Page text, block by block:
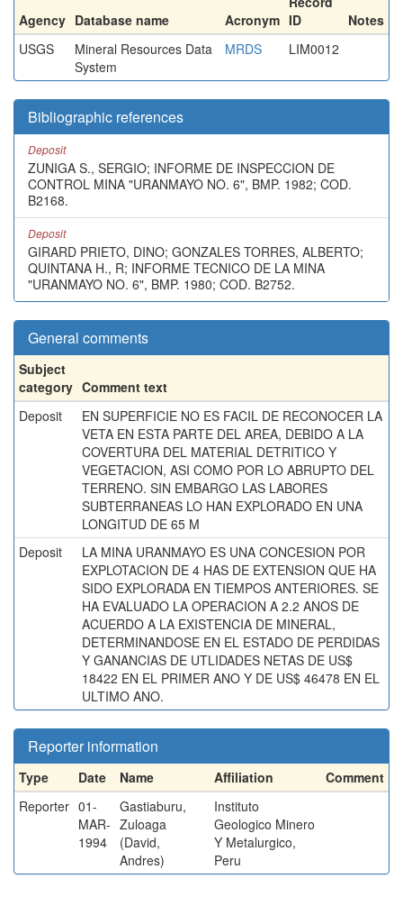
Agency Database name Acronym ID
Notes
USGS
Mineral Resources Data
System
MRDS LIM0012
Bibliographic references
Deposit
ZUNIGA S., SERGIO; INFORME DE INSPECCION DE
CONTROL MINA "URANMAYO NO. 6", BMP. 1982; COD.
B2168.
Deposit
GIRARD PRIETO, DINO; GONZALES TORRES, ALBERTO;
QUINTANA H., R; INFORME TECNICO DE LA MINA
"URANMAYO NO. 6", BMP. 1980; COD. B2752.
General comments
Subject
category Comment text
Deposit
EN SUPERFICIE NO ES FACIL DE RECONOCER LA
VETA EN ESTA PARTE DEL AREA, DEBIDO A LA
COVERTURA DEL MATERIAL DETRITICO Y
VEGETACION, ASI COMO POR LO ABRUPTO DEL
TERRENO. SIN EMBARGO LAS LABORES
SUBTERRANEAS LO HAN EXPLORADO EN UNA
LONGITUD DE 65 M
Deposit
LA MINA URANMAYO ES UNA CONCESION POR
EXPLOTACION DE 4 HAS DE EXTENSION QUE HA
SIDO EXPLORADA EN TIEMPOS ANTERIORES. SE
HA EVALUADO LA OPERACION A 2.2 ANOS DE
ACUERDO A LA EXISTENCIA DE MINERAL,
DETERMINANDOSE EN EL ESTADO DE PERDIDAS
Y GANANCIAS DE UTLIDADES NETAS DE US$
18422 EN EL PRIMER ANO Y DE US$ 46478 EN EL
ULTIMO ANO.
Reporter information
Type Date Name Affiliation
Comment
Reporter 01-
MAR-
1994
Gastiaburu,
Zuloaga
(David,
Andres)
Instituto
Geologico Minero
Y Metalurgico,
Peru